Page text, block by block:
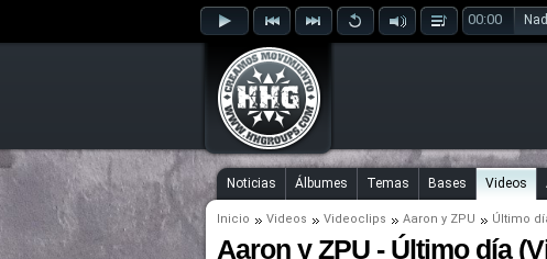
00:00
Noticias Álbumes Temas Bases Videos
Inicio Videos Videoclips Aaron y ZPU Último
Aaron y ZPU - Último día